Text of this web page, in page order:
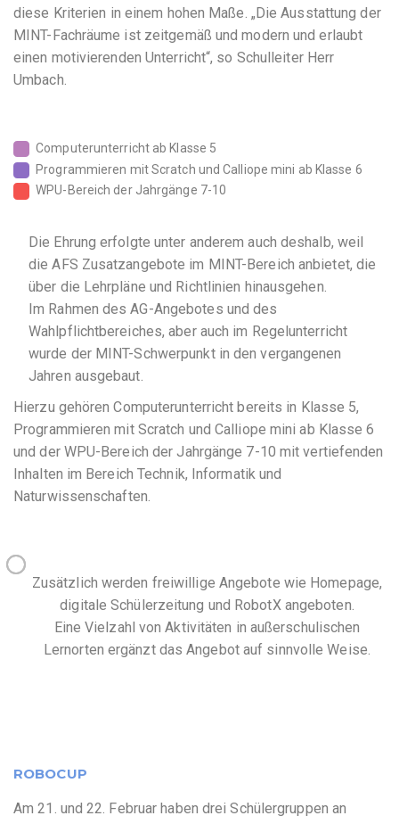
diese Kriterien in einem hohen Maße. „Die Ausstattung der
MINT-Fachräume ist zeitgemäß und modern und erlaubt
einen motivierenden Unterricht“, so Schulleiter Herr
Umbach.
Computerunterricht ab Klasse 5
Programmieren mit Scratch und Calliope mini ab Klasse 6
WPU-Bereich der Jahrgänge 7-10
Die Ehrung erfolgte unter anderem auch deshalb, weil
die AFS Zusatzangebote im MINT-Bereich anbietet, die
über die Lehrpläne und Richtlinien hinausgehen.
Im Rahmen des AG-Angebotes und des
Wahlpflichtbereiches, aber auch im Regelunterricht
wurde der MINT-Schwerpunkt in den vergangenen
Jahren ausgebaut.
Hierzu gehören Computerunterricht bereits in Klasse 5,
Programmieren mit Scratch und Calliope mini ab Klasse 6
und der WPU-Bereich der Jahrgänge 7-10 mit vertiefenden
Inhalten im Bereich Technik, Informatik und
Naturwissenschaften.
Zusätzlich werden freiwillige Angebote wie Homepage,
digitale Schülerzeitung und RobotX angeboten.
Eine Vielzahl von Aktivitäten in außerschulischen
Lernorten ergänzt das Angebot auf sinnvolle Weise.
ROBOCUP
Am 21. und 22. Februar haben drei Schülergruppen an